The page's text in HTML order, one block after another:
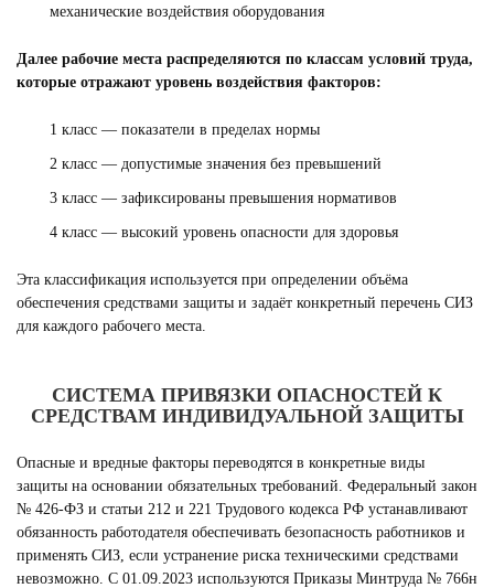
механические воздействия оборудования
Далее рабочие места распределяются по классам условий труда,
которые отражают уровень воздействия факторов:
1 класс — показатели в пределах нормы
2 класс — допустимые значения без превышений
3 класс — зафиксированы превышения нормативов
4 класс — высокий уровень опасности для здоровья
Эта классификация используется при определении объёма
обеспечения средствами защиты и задаёт конкретный перечень СИЗ
для каждого рабочего места.
СИСТЕМА ПРИВЯЗКИ ОПАСНОСТЕЙ К
СРЕДСТВАМ ИНДИВИДУАЛЬНОЙ ЗАЩИТЫ
Опасные и вредные факторы переводятся в конкретные виды
защиты на основании обязательных требований. Федеральный закон
№ 426-ФЗ и статьи 212 и 221 Трудового кодекса РФ устанавливают
обязанность работодателя обеспечивать безопасность работников и
применять СИЗ, если устранение риска техническими средствами
невозможно. С 01.09.2023 используются Приказы Минтруда № 766н